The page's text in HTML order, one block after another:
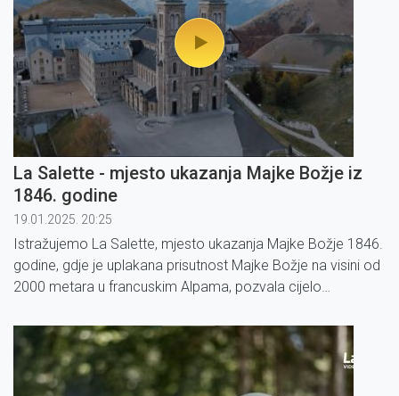
La Salette - mjesto ukazanja Majke Božje iz
1846. godine
19.01.2025. 20:25
Istražujemo La Salette, mjesto ukazanja Majke Božje 1846.
godine, gdje je uplakana prisutnost Majke Božje na visini od
2000 metara u francuskim Alpama, pozvala cijelo